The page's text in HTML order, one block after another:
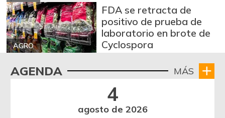
AGRO
FDA se retracta de
positivo de prueba de
laboratorio en brote de
Cyclospora
AGENDA MÁS
4
agosto de 2026